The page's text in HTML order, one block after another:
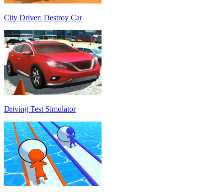
City Driver: Destroy Car
Driving Test Simulator